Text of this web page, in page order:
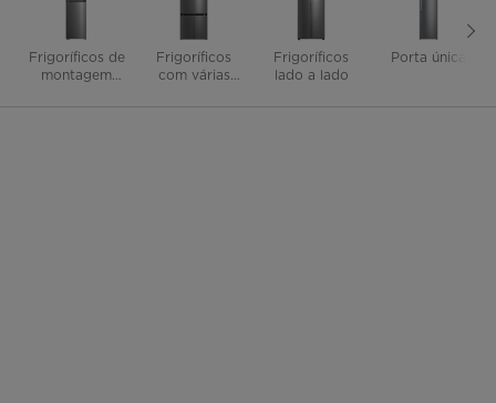
Frigoríficos de
montagem
Frigoríficos
com várias
Frigoríficos
lado a lado
Porta única